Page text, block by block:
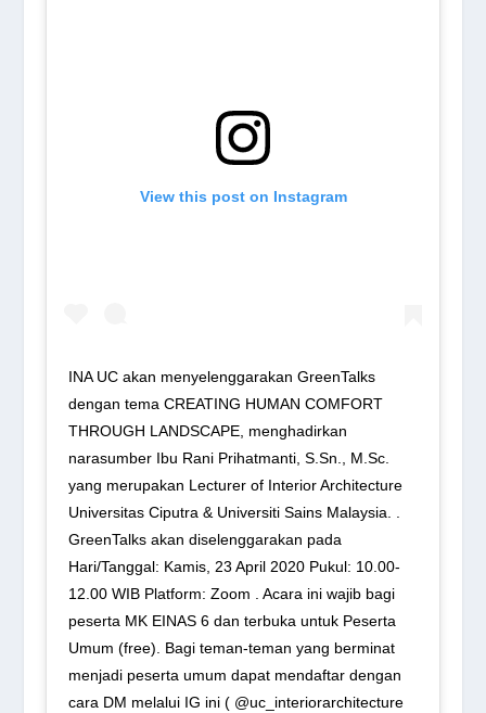
View this post on Instagram
INA UC akan menyelenggarakan GreenTalks
dengan tema CREATING HUMAN COMFORT
THROUGH LANDSCAPE, menghadirkan
narasumber Ibu Rani Prihatmanti, S.Sn., M.Sc.
yang merupakan Lecturer of Interior Architecture
Universitas Ciputra & Universiti Sains Malaysia. .
GreenTalks akan diselenggarakan pada
Hari/Tanggal: Kamis, 23 April 2020 Pukul: 10.00-
12.00 WIB Platform: Zoom . Acara ini wajib bagi
peserta MK EINAS 6 dan terbuka untuk Peserta
Umum (free). Bagi teman-teman yang berminat
menjadi peserta umum dapat mendaftar dengan
cara DM melalui IG ini ( @uc_interiorarchitecture